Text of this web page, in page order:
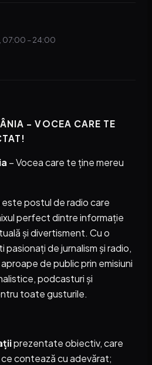
07:00 – 24:00
– VOCEA CARE TE
– Vocea care te ține mereu
este postul de radio care
perfect dintre informație
și divertisment. Cu o
de jurnalism și radio,
de public prin emisiuni
podcasturi și
toate gusturile.
prezentate obiectiv, care
contează cu adevărat;